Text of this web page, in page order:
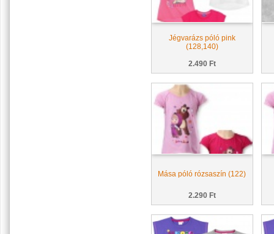
Jégvarázs póló pink
(128,140)
2.490 Ft
Mása póló rózsaszín (122)
2.290 Ft